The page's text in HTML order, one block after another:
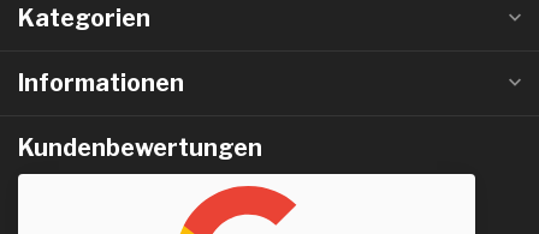
Kategorien
Informationen
Kundenbewertungen